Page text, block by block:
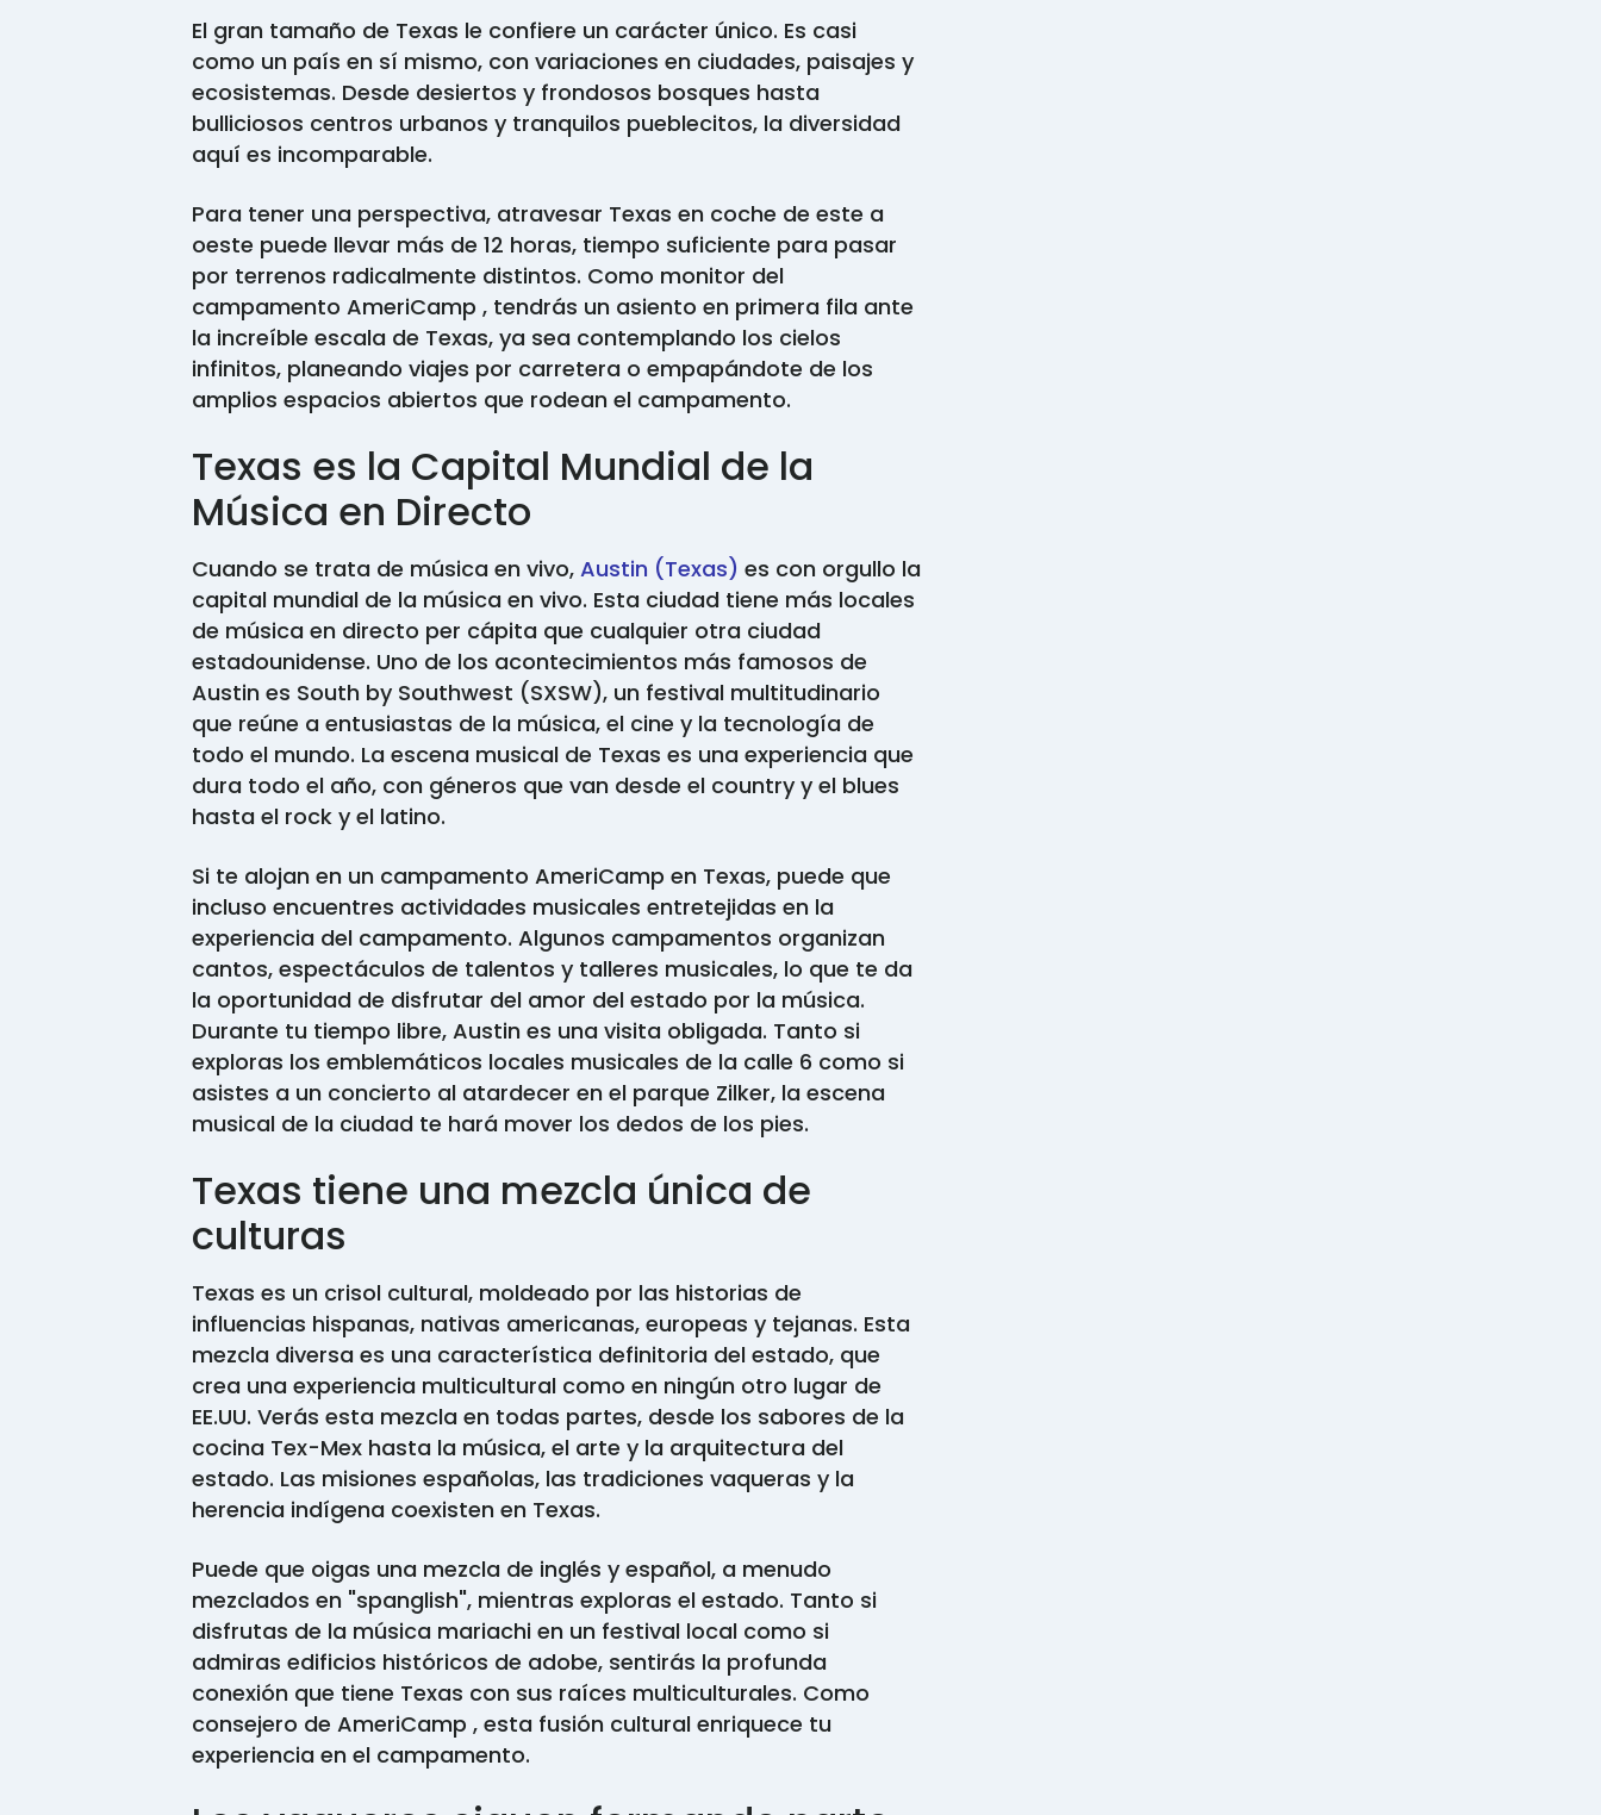
El gran tamaño de Texas le confiere un carácter único. Es casi
como un país en sí mismo, con variaciones en ciudades, paisajes y
ecosistemas. Desde desiertos y frondosos bosques hasta
bulliciosos centros urbanos y tranquilos pueblecitos, la diversidad
aquí es incomparable.
Para tener una perspectiva, atravesar Texas en coche de este a
oeste puede llevar más de 12 horas, tiempo suficiente para pasar
por terrenos radicalmente distintos. Como monitor del
campamento AmeriCamp , tendrás un asiento en primera fila ante
la increíble escala de Texas, ya sea contemplando los cielos
infinitos, planeando viajes por carretera o empapándote de los
amplios espacios abiertos que rodean el campamento.
Texas es la Capital Mundial de la
Música en Directo
Cuando se trata de música en vivo,Austin (Texas) es con orgullo la
capital mundial de la música en vivo. Esta ciudad tiene más locales
de música en directo per cápita que cualquier otra ciudad
estadounidense. Uno de los acontecimientos más famosos de
Austin es South by Southwest (SXSW), un festival multitudinario
que reúne a entusiastas de la música, el cine y la tecnología de
todo el mundo. La escena musical de Texas es una experiencia que
dura todo el año, con géneros que van desde el country y el blues
hasta el rock y el latino.
Si te alojan en un campamento AmeriCamp en Texas, puede que
incluso encuentres actividades musicales entretejidas en la
experiencia del campamento. Algunos campamentos organizan
cantos, espectáculos de talentos y talleres musicales, lo que te da
la oportunidad de disfrutar del amor del estado por la música.
Durante tu tiempo libre, Austin es una visita obligada. Tanto si
exploras los emblemáticos locales musicales de la calle 6 como si
asistes a un concierto al atardecer en el parque Zilker, la escena
musical de la ciudad te hará mover los dedos de los pies.
Texas tiene una mezcla única de
culturas
Texas es un crisol cultural, moldeado por las historias de
influencias hispanas, nativas americanas, europeas y tejanas. Esta
mezcla diversa es una característica definitoria del estado, que
crea una experiencia multicultural como en ningún otro lugar de
EE.UU. Verás esta mezcla en todas partes, desde los sabores de la
cocina Tex-Mex hasta la música, el arte y la arquitectura del
estado. Las misiones españolas, las tradiciones vaqueras y la
herencia indígena coexisten en Texas.
Puede que oigas una mezcla de inglés y español, a menudo
mezclados en "spanglish", mientras exploras el estado. Tanto si
disfrutas de la música mariachi en un festival local como si
admiras edificios históricos de adobe, sentirás la profunda
conexión que tiene Texas con sus raíces multiculturales. Como
consejero de AmeriCamp , esta fusión cultural enriquece tu
experiencia en el campamento.